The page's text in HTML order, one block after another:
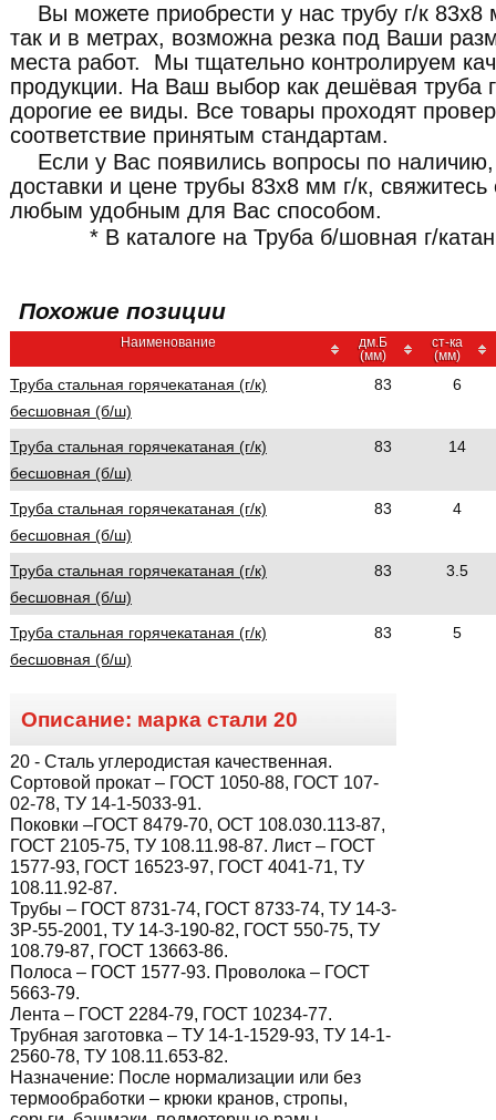
Вы можете приобрести у нас трубу г/к
так и в метрах, возможна резка под Ваши
места работ. Мы тщательно контролируем
продукции. На Ваш выбор как дешёвая труба
дорогие ее виды. Все товары проходят
соответствие принятым стандартам.
Если у Вас появились вопросы по
доставки и цене трубы 83x8 мм г/к,
любым удобным для Вас способом.
* В каталоге на Труба б/шовная г/
Похожие позиции
Наименование
дм.Б
(мм)
ст-ка
(мм)
Труба стальная горячекатаная (г/к)
бесшовная (б/ш)
83 6
Труба стальная горячекатаная (г/к)
бесшовная (б/ш)
83 14
Труба стальная горячекатаная (г/к)
бесшовная (б/ш)
83 4
Труба стальная горячекатаная (г/к)
бесшовная (б/ш)
83 3.5
Труба стальная горячекатаная (г/к)
бесшовная (б/ш)
83 5
Описание: марка стали 20
20 - Сталь углеродистая качественная.
Сортовой прокат – ГОСТ 1050-88, ГОСТ 107-
02-78, ТУ 14-1-5033-91.
Поковки –ГОСТ 8479-70, ОСТ 108.030.113-87,
ГОСТ 2105-75, ТУ 108.11.98-87. Лист – ГОСТ
1577-93, ГОСТ 16523-97, ГОСТ 4041-71, ТУ
108.11.92-87.
Трубы – ГОСТ 8731-74, ГОСТ 8733-74, ТУ 14-3-
3Р-55-2001, ТУ 14-3-190-82, ГОСТ 550-75, ТУ
108.79-87, ГОСТ 13663-86.
Полоса – ГОСТ 1577-93. Проволока – ГОСТ
5663-79.
Лента – ГОСТ 2284-79, ГОСТ 10234-77.
Трубная заготовка – ТУ 14-1-1529-93, ТУ 14-1-
2560-78, ТУ 108.11.653-82.
Назначение: После нормализации или без
термообработки – крюки кранов, стропы,